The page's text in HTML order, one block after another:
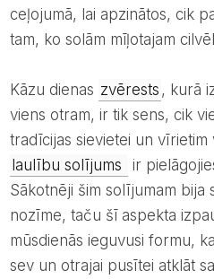
ceļojumā, lai apzinātos, cik
tam, ko solām mīļotajam
Kāzu dienas zvērests , kurā
viens otram, ir tik sens, cik
tradīcijas sievietei un vīrietim
laulību solījums
ir
Sākotnēji šim solījumam bija
nozīme, taču šī aspekta
mūsdienās ieguvusi formu,
sev un otrajai pusītei atklāt